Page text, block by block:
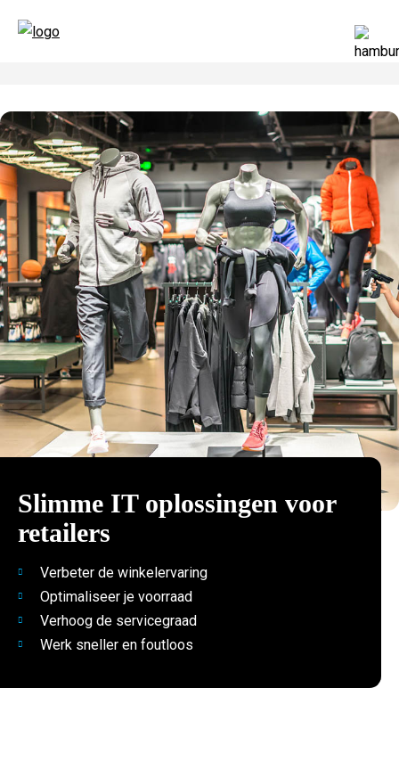
Slimme IT oplossingen voor
retailers
Verbeter de winkelervaring
Optimaliseer je voorraad
Verhoog de servicegraad
Werk sneller en foutloos